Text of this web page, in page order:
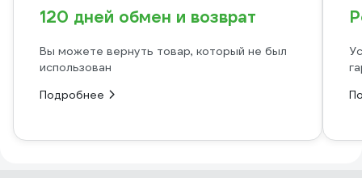
120 дней обмен и возврат
Вы можете вернуть товар, который не был
использован
Подробнее